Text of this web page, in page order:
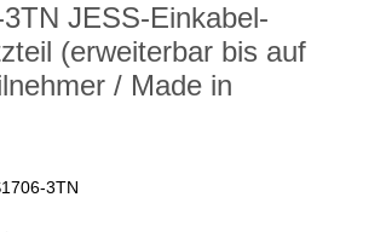
JESS-Einkabel-
(erweiterbar bis auf
/ Made in
3TN